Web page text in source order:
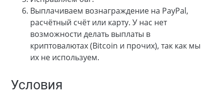
Выплачиваем вознаграждение на PayPal,
расчётный счёт или карту. У нас нет
возможности делать выплаты в
криптовалютах (Bitcoin и прочих), так как мы
их не используем.
Условия